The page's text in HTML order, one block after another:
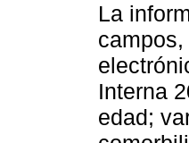
La
Interna
edad;